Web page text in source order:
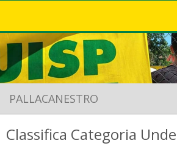
PALLACANESTRO
Classifica Categoria